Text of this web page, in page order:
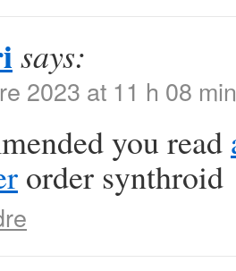
says:
2023 at 11 h 08 min
you read
order synthroid